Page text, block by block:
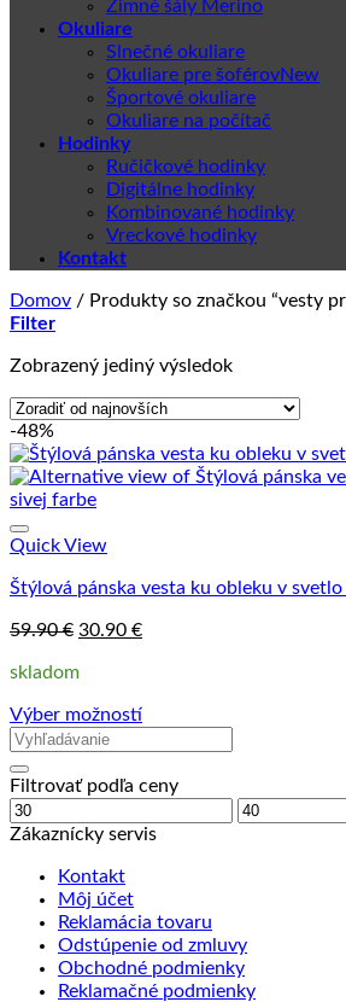
Zimné šály Merino
Okuliare
Slnečné okuliare
Okuliare pre šoférov
Športové okuliare
Okuliare na počítač
Hodinky
Ručičkové hodinky
Digitálne hodinky
Kombinované hodinky
Vreckové hodinky
Kontakt
Domov / Produkty so značkou “vesty
Filter
Zobrazený jediný výsledok
-48%
Quick View
Štýlová pánska vesta ku obleku v
59.90€ Pôvodná
bola:
30.90 €Aktuálna
skladom
Výber možností
Tento
má
viacero
variantov.
môžete
vybrať
stránke
produktu.
Filtrovať podľa ceny
Minimálna
cena
Maximálna
Zákaznícky servis
Kontakt
Môj účet
Reklamácia tovaru
Odstúpenie od zmluvy
Obchodné podmienky
Reklamačné podmienky